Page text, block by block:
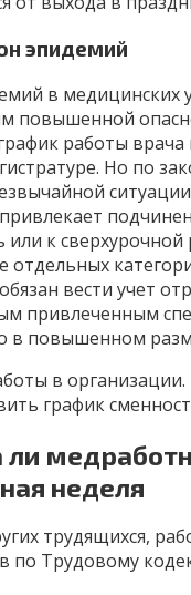
эпидемий
в медицинских
повышенной
работы
Но по
к сверхурочной
отдельных
вести учет
привлеченным
в повышенном
в организации.
график
ли
неделя
трудящихся,
по Трудовому